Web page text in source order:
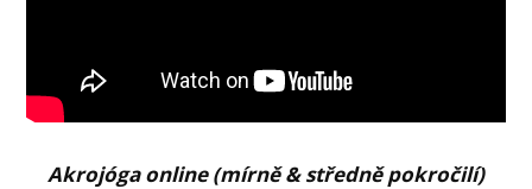
Akrojóga online (mírně & středně pokročilí)